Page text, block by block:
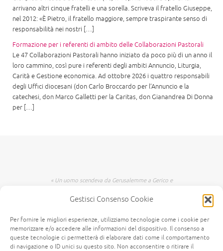
Gestisci Consenso Cookie
Per fornire le migliori esperienze, utilizziamo tecnologie come i cookie per
memorizzare e/o accedere alle informazioni del dispositivo. Il consenso a
queste tecnologie ci permetterà di elaborare dati come il comportamento
di navigazione o ID unici su questo sito. Non acconsentire o ritirare il
arrivano altri cinque fratelli e una sorella. Scriveva il fratello Giuseppe,
nel 2012: «È Pietro, il fratello maggiore, sempre traspirante senso di
responsabilità nei nostri […]
Formazione per i referenti di ambito delle Collaborazioni Pastorali
Le 47 Collaborazioni Pastorali hanno iniziato da poco più di un anno il
loro cammino, così pure i referenti degli ambiti Annuncio, Liturgia,
Carità e Gestione economica. Ad ottobre 2026 i quattro responsabili
degli Uffici diocesani (don Carlo Broccardo per l’Annuncio e la
catechesi, don Marco Galletti per la Caritas, don Gianandrea Di Donna
per […]
« Un uomo scendeva da Gerusalemme a Gerico e
percossero e poi se ne andarono, lasciandolo
per quella medesima strada e quando lo vide
passò oltre dall'altra parte. Anche un levita,
giunto in quel luogo, lo vide e passò oltre. Invece
un Samaritano, che era in viaggio, passandogli